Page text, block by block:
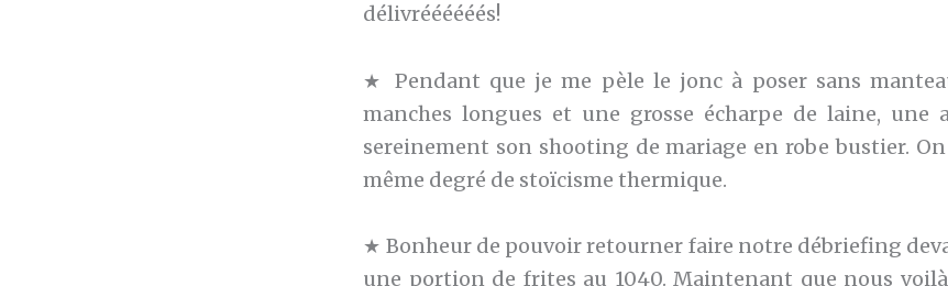
délivréééééés!
★ Pendant que je me pèle le jonc à poser sans
manches longues et une grosse écharpe de laine, une
sereinement son shooting de mariage en robe bustier. On
même degré de stoïcisme thermique.
★ Bonheur de pouvoir retourner faire notre débriefing
une portion de frites au 1040. Maintenant que nous